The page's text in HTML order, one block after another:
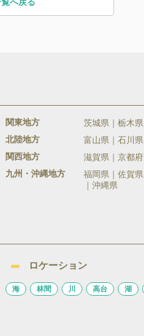
関東地方 茨城県 栃木県
北陸地方 富山県 石川県
関西地方 滋賀県 京都府
九州・沖縄地方 福岡県 佐賀県
沖縄県
ロケーション
海 林間 川 高台 湖